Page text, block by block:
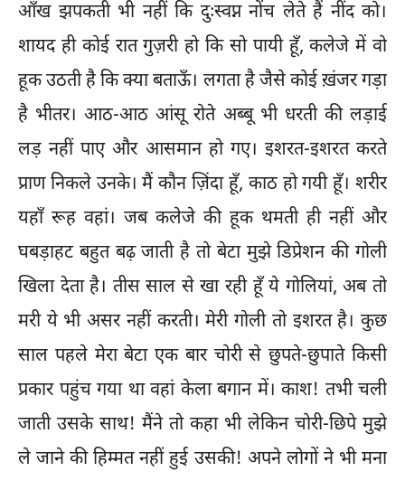
आँख झपकती भी नहीं कि दुःस्वप्न नोंच लेते हैं नींद को।
शायद ही कोई रात गुज़री हो कि सो पायी हूँ, कलेजे में वो
हूक उठती है कि क्या बताऊँ। लगता है जैसे कोई ख़ंजर गड़ा
है भीतर। आठ-आठ आंसू रोते अब्बू भी धरती की लड़ाई
लड़ नहीं पाए और आसमान हो गए। इशरत-इशरत करते
प्राण निकले उनके। मैं कौन ज़िंदा हूँ, काठ हो गयी हूँ। शरीर
यहाँ रूह वहां। जब कलेजे की हूक थमती ही नहीं और
घबड़ाहट बहुत बढ़ जाती है तो बेटा मुझे डिप्रेशन की गोली
खिला देता है। तीस साल से खा रही हूँ ये गोलियां, अब तो
मरी ये भी असर नहीं करती। मेरी गोली तो इशरत है। कुछ
साल पहले मेरा बेटा एक बार चोरी से छुपते-छुपाते किसी
प्रकार पहुंच गया था वहां केला बगान में। काश! तभी चली
जाती उसके साथ! मैंने तो कहा भी लेकिन चोरी-छिपे मुझे
ले जाने की हिम्मत नहीं हुई उसकी! अपने लोगों ने भी मना